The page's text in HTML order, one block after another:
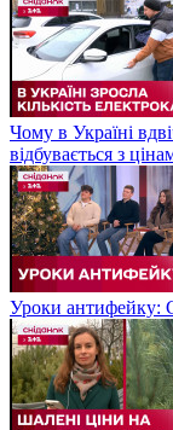
Чому в Україні
відбувається з
Уроки антифейку: